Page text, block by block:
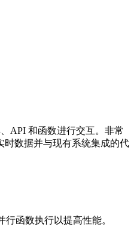
API 和函数进行交互。非常
时数据并与现有系统集成的代
行函数执行以提高性能。